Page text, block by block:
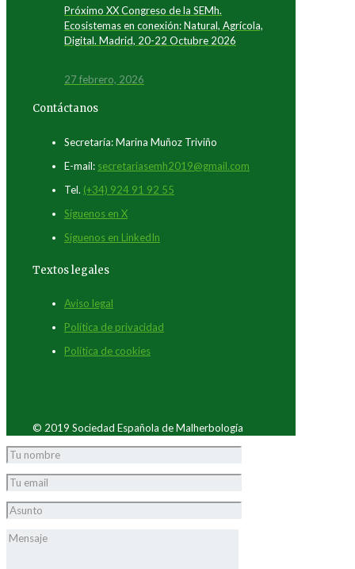
Próximo XX Congreso de la SEMh.
Ecosistemas en conexión: Natural, Agrícola,
Digital. Madrid, 20-22 Octubre 2026
27 febrero, 2026
Contáctanos
Secretaría: Marina Muñoz Triviño
E-mail: secretariasemh2019@gmail.com
Tel. (+34) 924 91 92 55
Síguenos en X
Síguenos en LinkedIn
Textos legales
Aviso legal
Política de privacidad
Política de cookies
© 2019 Sociedad Española de Malherbología